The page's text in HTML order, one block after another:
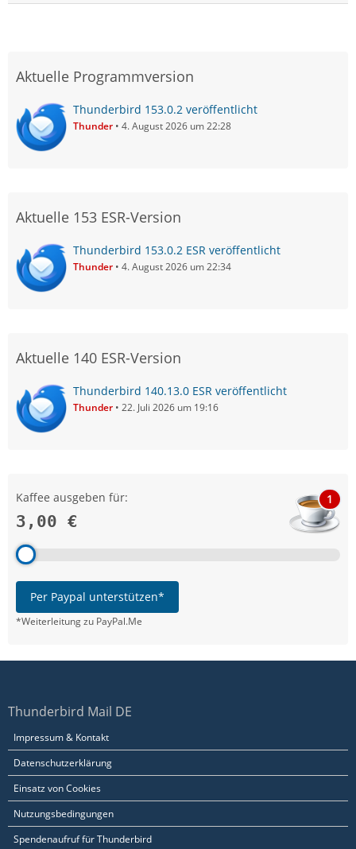
Aktuelle Programmversion
Thunderbird 153.0.2 veröffentlicht
Thunder 4. August 2026 um 22:28
Aktuelle 153 ESR-Version
Thunderbird 153.0.2 ESR veröffentlicht
Thunder 4. August 2026 um 22:34
Aktuelle 140 ESR-Version
Thunderbird 140.13.0 ESR veröffentlicht
Thunder 22. Juli 2026 um 19:16
Kaffee ausgeben für:
3,00 €
1
Per Paypal unterstützen*
*Weiterleitung zu PayPal.Me
Thunderbird Mail DE
Impressum & Kontakt
Datenschutzerklärung
Einsatz von Cookies
Nutzungsbedingungen
Spendenaufruf für Thunderbird